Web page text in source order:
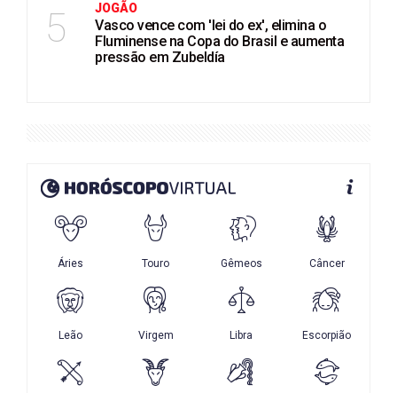
5 JOGÃO
Vasco vence com 'lei do ex', elimina o
Fluminense na Copa do Brasil e aumenta
pressão em Zubeldía